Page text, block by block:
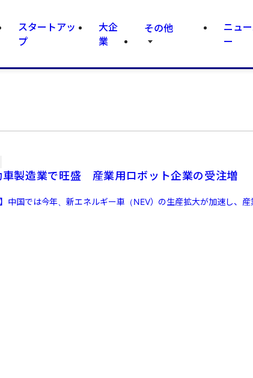
スタートアッ
プ
大企
業
その他
ニュ
ー
車製造業で旺盛 産業用ロボット企業の受注増
中国では今年、新エネルギー車（NEV）の生産拡大が加速し、